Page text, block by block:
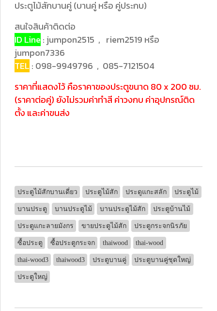
ประตูไม้สักบานคู่ (บานคู่ หรือ คู่ประกบ)
สนใจสินค้าติดต่อ
ID Line : jumpon2515 , riem2519 หรือ
jumpon7336
TEL : 098-9949796 , 085-7121504
ราคาที่แสดงไว้ คือราคาของประตูขนาด 80 x 200 ซม.
(ราคาต่อคู่) ยังไม่รวมค่าทำสี ค่าวงกบ ค่าอุปกรณ์ติด
ตั้ง และค่าขนส่ง
ประตูไม้สักบานเดี่ยว ประตูไม้สัก ประดูแกะสลัก ประตูไม้
บานประตู บานประตูไม้ บานประตูไม้สัก ประตูบ้านไม้
ประตูแกะลายมังกร ขายประตูไม้สัก ประตูกระจกนิรภัย
ซื้อประตู ซื้อประตูกระจก thaiwood thai-wood
thai-wood3 thaiwood3 ประตูบานคู่ ประตูบานคู่ชุดใหญ่
ประตูใหญ่